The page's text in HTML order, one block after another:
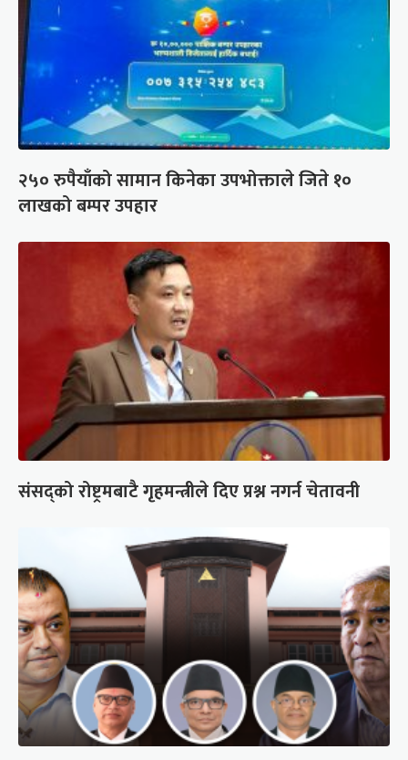
२५० रुपैयाँको सामान किनेका उपभोक्ताले जिते १०
लाखको बम्पर उपहार
संसद्को रोष्ट्रमबाटै गृहमन्त्रीले दिए प्रश्न नगर्न चेतावनी